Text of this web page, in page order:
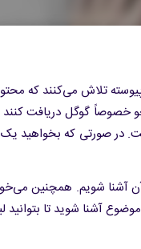
تلاش می‌کنند که
گوگل دریافت کنند
در صورتی که بخواهید
آشنا شویم. همچنین
موضوع آشنا شوید تا